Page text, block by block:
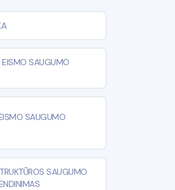
EISMO SAUGUMO
SAUGUMO
SAUGUMO